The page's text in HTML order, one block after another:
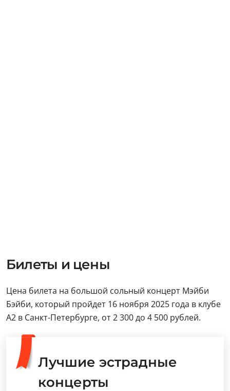
Билеты и цены
Цена билета на большой сольный концерт Мэйби
Бэйби, который пройдет 16 ноября 2025 года в клубе
А2 в Санкт-Петербурге, от 2 300 до 4 500 рублей.
Лучшие эстрадные
концерты